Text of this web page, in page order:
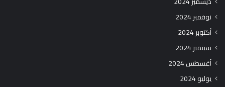
نوفمبر 2024
أكتوبر 2024
سبتمبر 2024
أغسطس 2024
يوليو 2024